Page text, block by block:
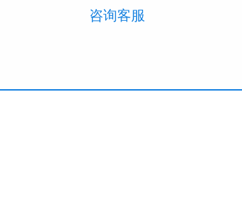
咨询客服